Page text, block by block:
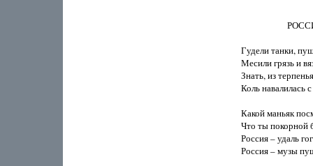
Гудели танки,
Месили грязь и
Знать, из
Коль навалилась
Какой маньяк
Что ты покорной
Россия – удаль
Россия – музы